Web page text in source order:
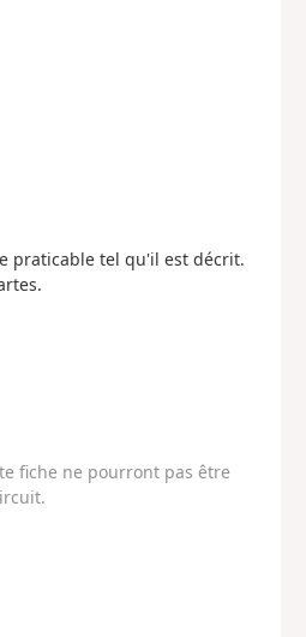
praticable tel qu'il est décrit.
fiche ne pourront pas être